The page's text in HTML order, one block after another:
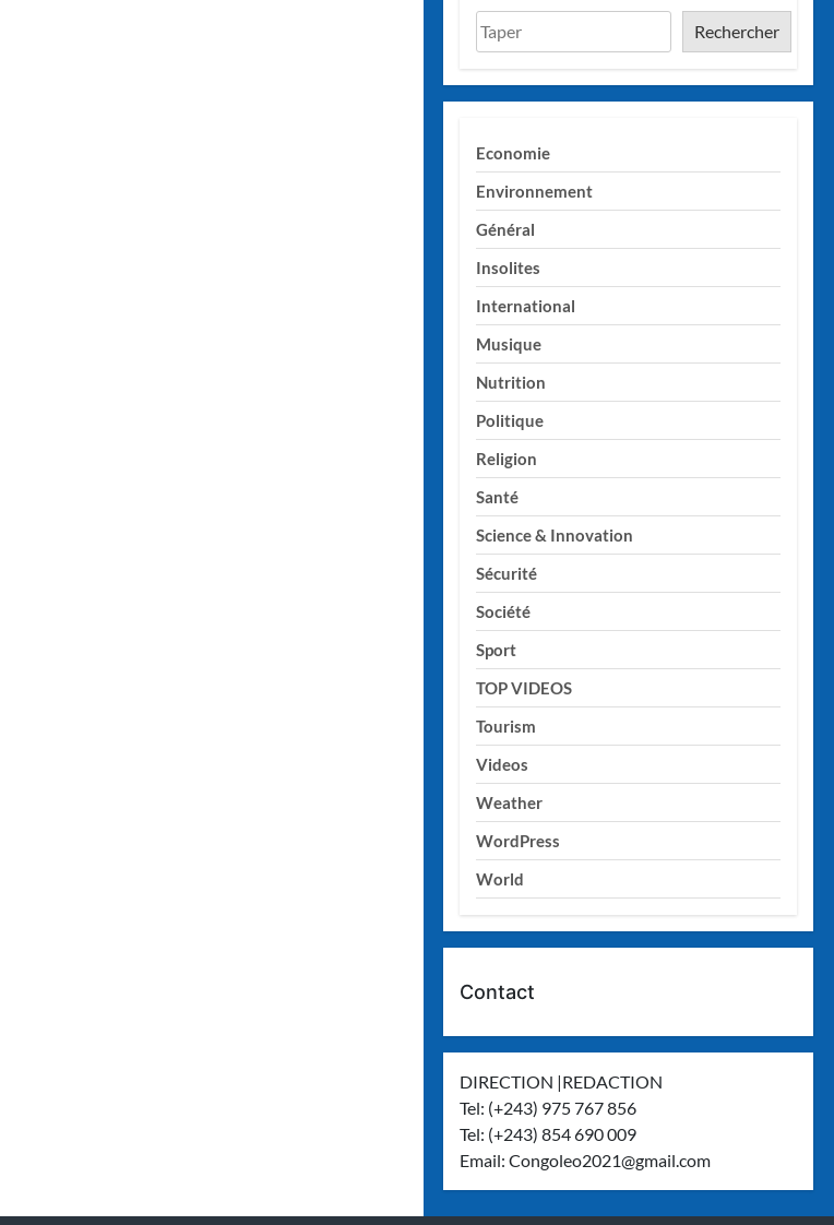
Rechercher
Economie
Environnement
Général
Insolites
International
Musique
Nutrition
Politique
Religion
Santé
Science & Innovation
Sécurité
Société
Sport
TOP VIDEOS
Tourism
Videos
Weather
WordPress
World
Contact
DIRECTION |REDACTION
Tel: (+243) 975 767 856
Tel: (+243) 854 690 009
Email:Congoleo2021@gmail.com